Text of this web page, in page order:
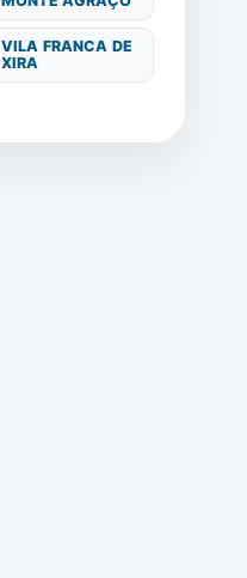
VILA FRANCA DE
XIRA